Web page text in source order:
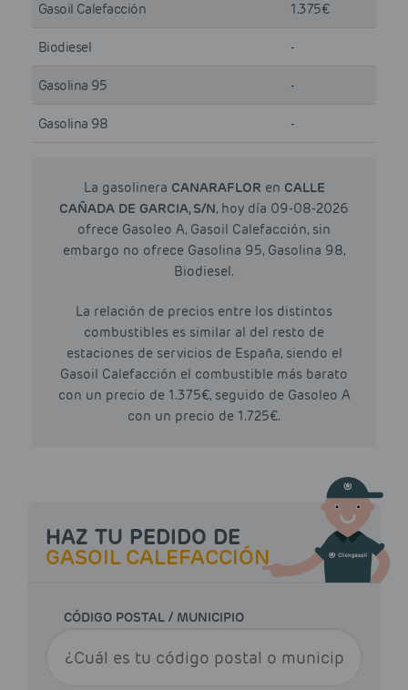
Gasoil Calefacción 1.375€
Biodiesel -
Gasolina 95 -
Gasolina 98 -
La gasolinera CANARAFLOR en CALLE
CAÑADA DE GARCIA, S/N, hoy día 09-08-2026
ofrece Gasoleo A, Gasoil Calefacción, sin
embargo no ofrece Gasolina 95, Gasolina 98,
Biodiesel.
La relación de precios entre los distintos
combustibles es similar al del resto de
estaciones de servicios de España, siendo el
Gasoil Calefacción el combustible más barato
con un precio de 1.375€, seguido de Gasoleo A
con un precio de 1.725€.
HAZ TU PEDIDO DE
GASOIL CALEFACCIÓN
CÓDIGO POSTAL / MUNICIPIO